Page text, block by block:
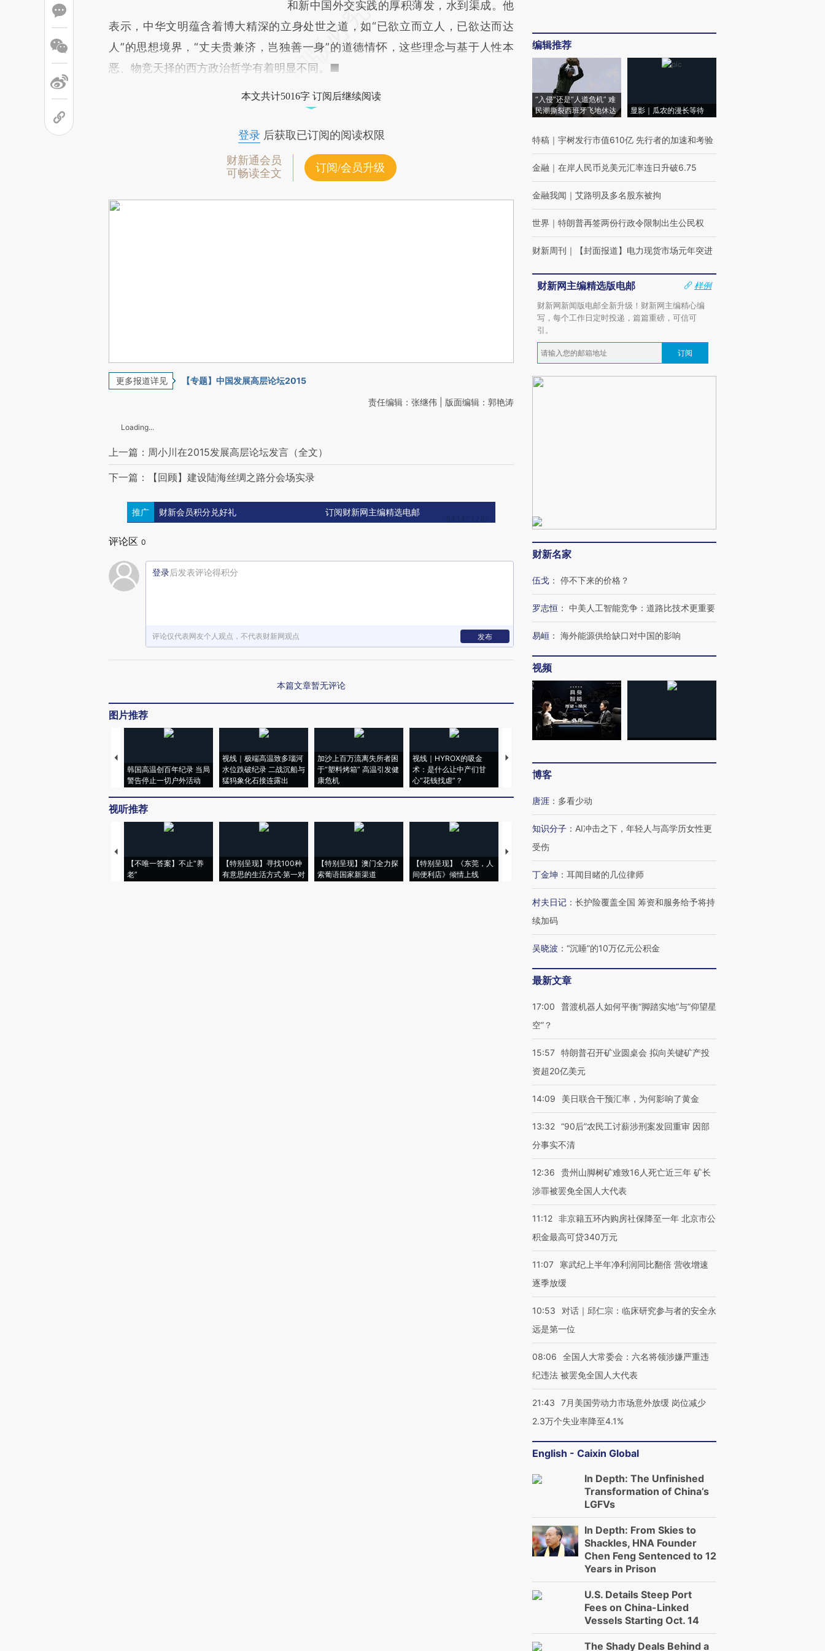
和新中国外交实践的厚积薄发，水到渠成。他
表示，中华文明蕴含着博大精深的立身处世之道，如“已欲立而立人，已欲达而达
人”的思想境界，“丈夫贵兼济，岂独善一身”的道德情怀，这些理念与基于人性本
恶、物竞天择的西方政治哲学有着明显不同。■
本文共计5016字 订阅后继续阅读
登录后获取已订阅的阅读权限
财新通会员
可畅读全文
订阅/会员升级
更多报道详见 【专题】中国发展高层论坛2015
责任编辑：张继伟 | 版面编辑：郭艳涛
Loading...
上一篇：周小川在2015发展高层论坛发言（全文）
下一篇：【回顾】建设陆海丝绸之路分会场实录
推广 财新会员积分兑好礼 订阅财新网主编精选电邮
评论区 0
登录后发表评论得积分
评论仅代表网友个人观点，不代表财新网观点 发布
本篇文章暂无评论
图片推荐
韩国高温创百年纪录 当局
警告停止一切户外活动
视线｜极端高温致多瑙河
水位跌破纪录 二战沉船与
猛犸象化石接连露出
加沙上百万流离失所者困
于“塑料烤箱” 高温引发健
康危机
视线｜HYROX的吸金
术：是什么让中产们甘
心“花钱找虐”？
马航飞行员跨国走私7万
粒摇头丸 尿检体内含3种
视听推荐
【不唯一答案】不止“养
老”
【特别呈现】寻找100种
有意思的生活方式·第一对
【特别呈现】澳门全力探
索葡语国家新渠道
【特别呈现】《东莞，人
间便利店》倾情上线
【推广】走进第四届链博
会，让数智科技“链”接产
【特别呈现】寻找100种
有意思的生活方式·第三对
CFO：不靠规模取胜，华
编辑推荐
“入侵”还是“人道危机” 难
民潮撕裂西班牙飞地休达
显影｜瓜农的漫长等待
特稿 ｜ 宇树发行市值610亿 先行者的加速和考验
金融 ｜ 在岸人民币兑美元汇率连日升破6.75
金融我闻 ｜ 艾路明及多名股东被拘
世界 ｜ 特朗普再签两份行政令限制出生公民权
财新周刊 ｜ 【封面报道】电力现货市场元年突进
财新网主编精选版电邮
样例
财新网新闻版电邮全新升级！财新网主编精心编
写，每个工作日定时投递，篇篇重磅，可信可
引。
订阅
财新名家
伍戈 ： 停不下来的价格？
罗志恒 ： 中美人工智能竞争：道路比技术更重要
易峘 ： 海外能源供给缺口对中国的影响
视频
博客
唐涯 ： 多看少动
知识分子 ： AI冲击之下，年轻人与高学历女性更
受伤
丁金坤 ： 耳闻目睹的几位律师
村夫日记 ： 长护险覆盖全国 筹资和服务给予将持
续加码
吴晓波 ： “沉睡”的10万亿元公积金
最新文章
17:00
普渡机器人如何平衡“脚踏实地”与“仰望星
空”？
15:57 特朗普召开矿业圆桌会 拟向关键矿产投
资超20亿美元
14:09 美日联合干预汇率，为何影响了黄金
13:32 “90后”农民工讨薪涉刑案发回重审 因部
分事实不清
12:36
贵州山脚树矿难致16人死亡近三年 矿长
涉罪被罢免全国人大代表
11:12 非京籍五环内购房社保降至一年 北京市公
积金最高可贷340万元
11:07
寒武纪上半年净利润同比翻倍 营收增速
逐季放缓
10:53
对话｜邱仁宗：临床研究参与者的安全永
远是第一位
08:06
全国人大常委会：六名将领涉嫌严重违
纪违法 被罢免全国人大代表
21:43
7月美国劳动力市场意外放缓 岗位减少
2.3万个失业率降至4.1%
English - Caixin Global
In Depth: The Unfinished
Transformation of China’s
LGFVs
In Depth: From Skies to
Shackles, HNA Founder
Chen Feng Sentenced to 12
Years in Prison
U.S. Details Steep Port
Fees on China-Linked
Vessels Starting Oct. 14
The Shady Deals Behind a